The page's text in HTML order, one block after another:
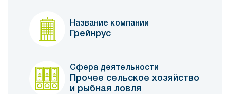
Название компании
Грейнрус
Сфера деятельности
Прочее сельское хозяйство
и рыбная ловля